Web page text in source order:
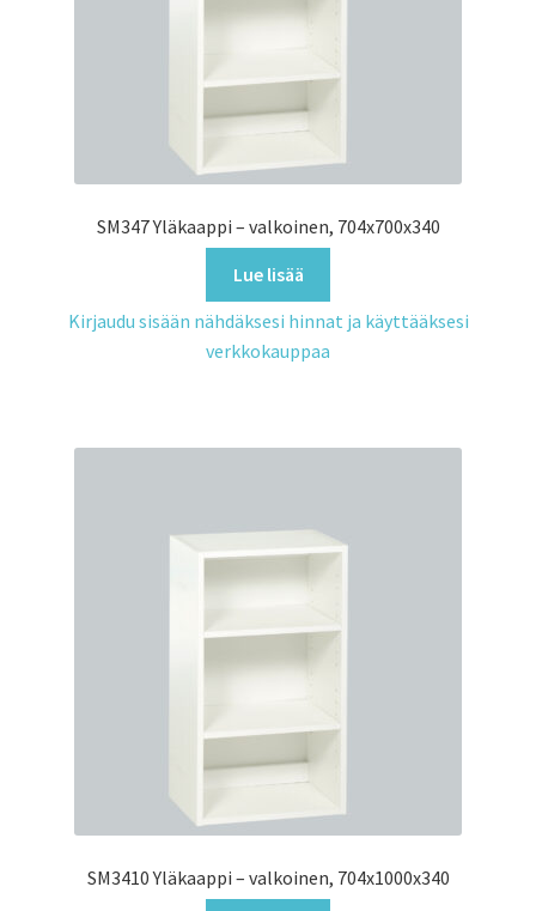
SM347 Yläkaappi – valkoinen, 704x700x340
Lue lisää
Kirjaudu sisään nähdäksesi hinnat ja käyttääksesi
verkkokauppaa
SM3410 Yläkaappi – valkoinen, 704x1000x340